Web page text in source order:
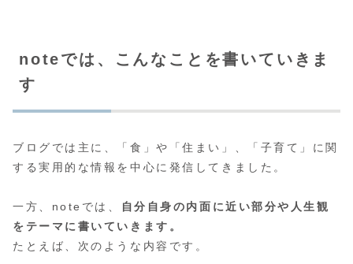
noteでは、こんなことを書いていきま
す
ブログでは主に、「食」や「住まい」、「子育て」に関
する実用的な情報を中心に発信してきました。
一方、noteでは、
自分自身の内面に近い部分や人生観
をテーマに書いていきます。
たとえば、次のような内容です。